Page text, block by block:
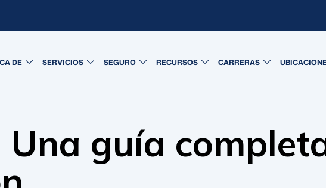
DE SERVICIOS SEGURO RECURSOS CARRERAS
guía